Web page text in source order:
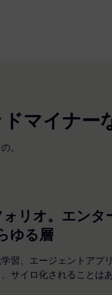
マイナー
。
リオ。エンタ
ゆる層
習、エージェントアプ
サイロ化されることは